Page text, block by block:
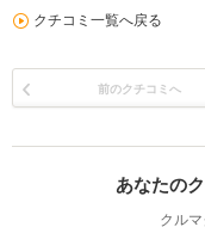
クチコミ一覧へ戻る
前のクチコミへ
あなたの
クル